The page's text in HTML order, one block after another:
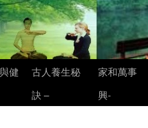
健
古人養生秘
訣 –
家和萬事
興-